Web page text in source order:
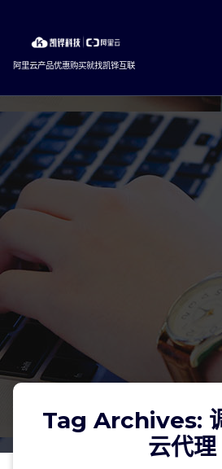
content
阿里云产品优惠购买就找凯铧互联
Tag Archives:
云代理